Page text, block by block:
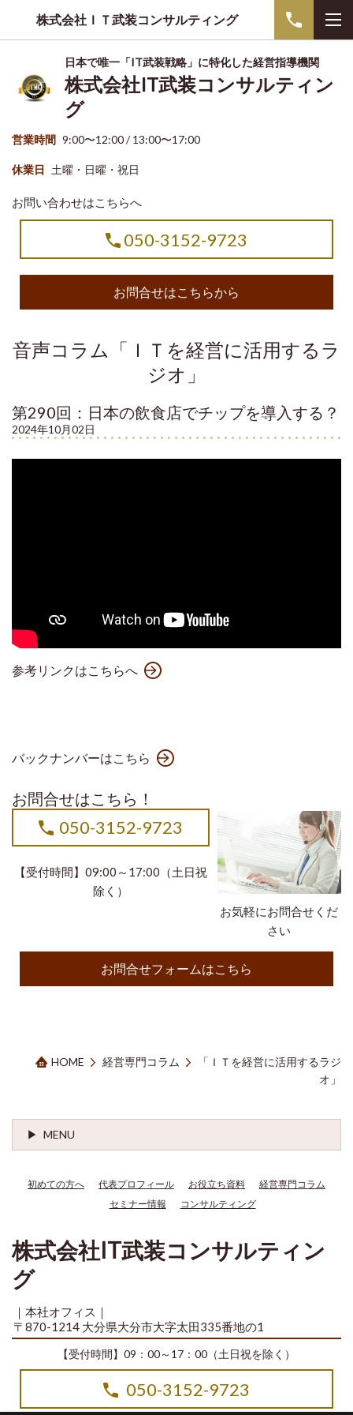
株式会社ＩＴ武装コンサルティング
日本で唯一「IT武装戦略」に特化した経営指導機関
株式会社IT武装コンサルティン
グ
営業時間 9:00〜12:00 / 13:00〜17:00
休業日 土曜・日曜・祝日
お問い合わせはこちらへ
050-3152-9723
お問合せはこちらから
音声コラム「ＩＴを経営に活用するラ
ジオ」
第290回：日本の飲食店でチップを導入する？
2024年10月02日
参考リンクはこちらへ
バックナンバーはこちら
お問合せはこちら！
お気軽にお問合せくだ
さい
050-3152-9723
【受付時間】09:00～17:00（土日祝
除く）
お問合せフォームはこちら
HOME 経営専門コラム
「ＩＴを経営に活用するラジ
オ」
MENU
初めての方へ 代表プロフィール お役立ち資料
経営専門コラム
セミナー情報
コンサルティング
株式会社IT武装コンサルティン
グ
｜本社オフィス｜
〒870-1214 大分県大分市大字太田335番地の1
【受付時間】09：00～17：00（土日祝を除く）
050-3152-9723